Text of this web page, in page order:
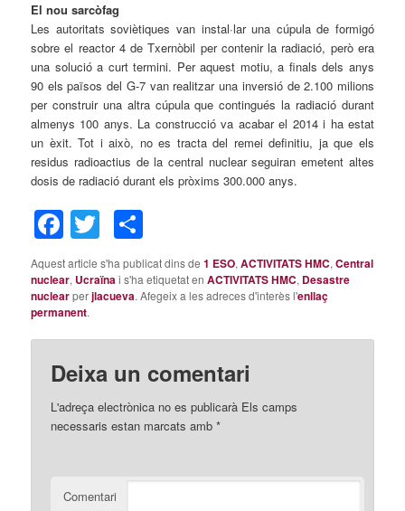
El nou sarcòfag
Les autoritats soviètiques van instal·lar una cúpula de formigó
sobre el reactor 4 de Txernòbil per contenir la radiació, però era
una solució a curt termini. Per aquest motiu, a finals dels anys
90 els països del G-7 van realitzar una inversió de 2.100 milions
per construir una altra cúpula que contingués la radiació durant
almenys 100 anys. La construcció va acabar el 2014 i ha estat
un èxit. Tot i això, no es tracta del remei definitiu, ja que els
residus radioactius de la central nuclear seguiran emetent altes
dosis de radiació durant els pròxims 300.000 anys.
Facebook
Twitter
Aquest article s'ha publicat dins de1 ESO,ACTIVITATS HMC,Central
nuclear, Ucraïnai s'ha etiquetat enACTIVITATS HMC, Desastre
nuclearperjlacueva. Afegeix a les adreces d'interès l'enllaç
permanent.
Deixa un comentari
L'adreça electrònica no es publicarà Els camps
necessaris estan marcats amb*
Comentari